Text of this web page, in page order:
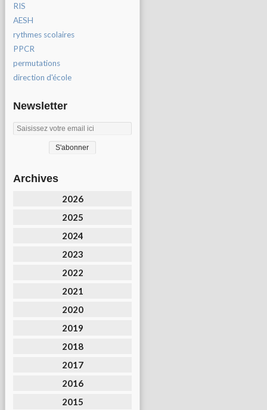
RIS
AESH
rythmes scolaires
PPCR
permutations
direction d'école
Newsletter
Archives
2026
2025
2024
2023
2022
2021
2020
2019
2018
2017
2016
2015